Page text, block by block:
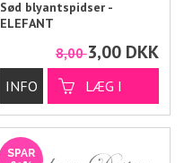
Sød blyantspidser -
ELEFANT
8,003,00 DKK
SPAR